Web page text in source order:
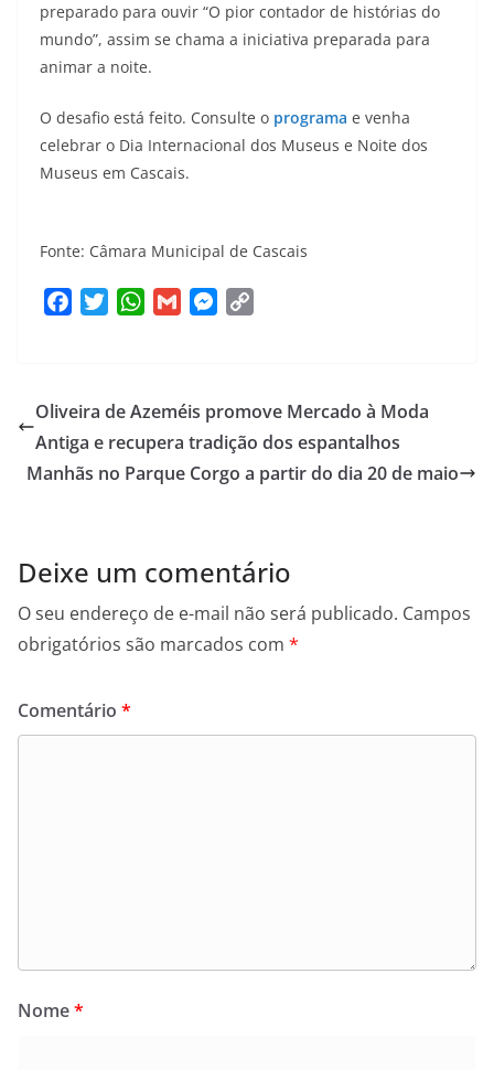
preparado para ouvir “O pior contador de histórias do
mundo”, assim se chama a iniciativa preparada para
animar a noite.
O desafio está feito. Consulte o programa e venha
celebrar o Dia Internacional dos Museus e Noite dos
Museus em Cascais.
Fonte: Câmara Municipal de Cascais
b
o
o
t
e
r
W
s
A
p
l
M
e
n
g
L
i
n
Oliveira de Azeméis promove Mercado à Moda
Antiga e recupera tradição dos espantalhos
Manhãs no Parque Corgo a partir do dia 20 de maio
Deixe um comentário
O seu endereço de e-mail não será publicado. Campos
obrigatórios são marcados com *
Comentário *
Nome*